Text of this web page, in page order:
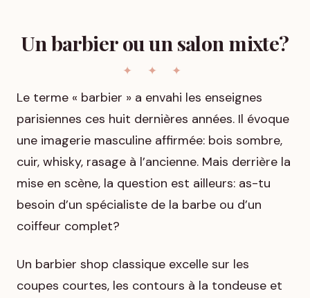
Un barbier ou un salon mixte?
Le terme « barbier » a envahi les enseignes
parisiennes ces huit dernières années. Il évoque
une imagerie masculine affirmée: bois sombre,
cuir, whisky, rasage à l’ancienne. Mais derrière la
mise en scène, la question est ailleurs: as-tu
besoin d’un spécialiste de la barbe ou d’un
coiffeur complet?
Un barbier shop classique excelle sur les
coupes courtes, les contours à la tondeuse et